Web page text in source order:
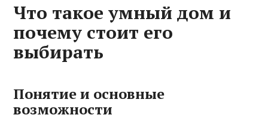
Что такое умный дом и
почему стоит его
выбирать
Понятие и основные
возможности